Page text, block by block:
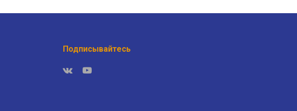
Подписывайтесь